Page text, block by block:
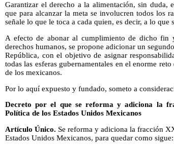
Garantizar el derecho a la alimentación, sin duda,
que para alcanzar la meta se involucren todos los
señale lo que le toca a cada quien, es decir, a lo que
A efecto de abonar al cumplimiento de dicho
derechos humanos, se propone adicionar un
República, con el objetivo de asignar
todas las esferas gubernamentales en el enorme
de los mexicanos.
Por lo aquí expuesto y fundado, someto a
Decreto por el que se reforma y adiciona la
Política de los Estados Unidos Mexicanos
Artículo Único. Se reforma y adiciona la fracción
Estados Unidos Mexicanos, para quedar como sigue: